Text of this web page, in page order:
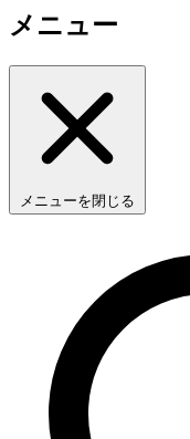
メニュー
メニューを閉じる